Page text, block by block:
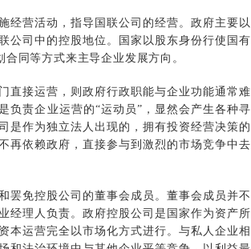
营活动，指导国联公司的经营。政府主要以
公司中的控股地位。国家以股东身份行使国有
同等方式来主导企业发展方向。
接运营，则政府行政职能与企业功能通常难
负责企业运营的“运动员”，显然会产生各种寻
是作为独立法人出现的，拥有投资经营决策的
再依赖政府，直接参与到激烈的市场竞争中去
免控股公司的董事会成员。董事会成员并不
经理人负责。政府控股公司是国家作为资产所
本运营完全以市场化方式进行。与私人企业相